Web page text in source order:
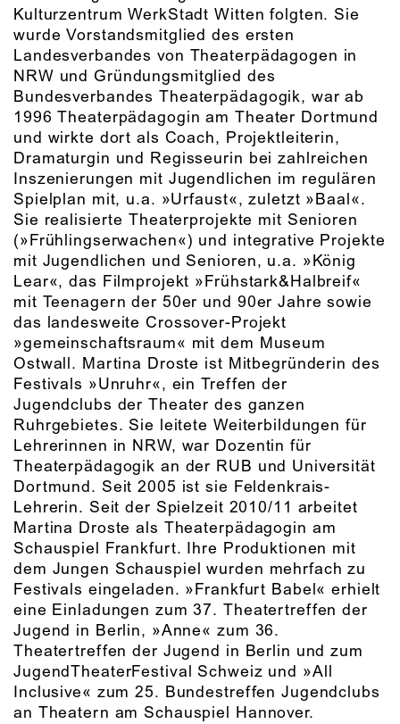
Kulturzentrum WerkStadt Witten folgten. Sie
wurde Vorstandsmitglied des ersten
Landesverbandes von Theaterpädagogen in
NRW und Gründungsmitglied des
Bundesverbandes Theaterpädagogik, war ab
1996 Theaterpädagogin am Theater Dortmund
und wirkte dort als Coach, Projektleiterin,
Dramaturgin und Regisseurin bei zahlreichen
Inszenierungen mit Jugendlichen im regulären
Spielplan mit, u.a. »Urfaust«, zuletzt »Baal«.
Sie realisierte Theaterprojekte mit Senioren
(»Frühlingserwachen«) und integrative Projekte
mit Jugendlichen und Senioren, u.a. »König
Lear«, das Filmprojekt »Frühstark&Halbreif«
mit Teenagern der 50er und 90er Jahre sowie
das landesweite Crossover-Projekt
»gemeinschaftsraum« mit dem Museum
Ostwall. Martina Droste ist Mitbegründerin des
Festivals »Unruhr«, ein Treffen der
Jugendclubs der Theater des ganzen
Ruhrgebietes. Sie leitete Weiterbildungen für
Lehrerinnen in NRW, war Dozentin für
Theaterpädagogik an der RUB und Universität
Dortmund. Seit 2005 ist sie Feldenkrais-
Lehrerin. Seit der Spielzeit 2010/11 arbeitet
Martina Droste als Theaterpädagogin am
Schauspiel Frankfurt. Ihre Produktionen mit
dem Jungen Schauspiel wurden mehrfach zu
Festivals eingeladen. »Frankfurt Babel« erhielt
eine Einladungen zum 37. Theatertreffen der
Jugend in Berlin, »Anne« zum 36.
Theatertreffen der Jugend in Berlin und zum
JugendTheaterFestival Schweiz und »All
Inclusive« zum 25. Bundestreffen Jugendclubs
an Theatern am Schauspiel Hannover.